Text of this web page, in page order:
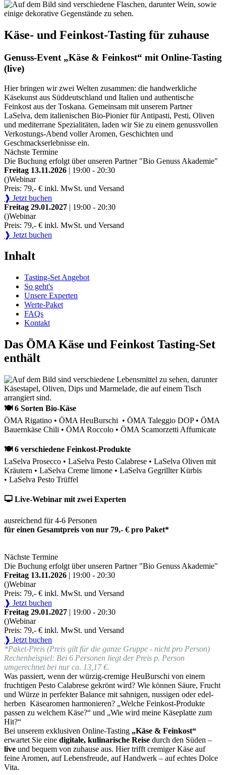
Käse- und Feinkost-Tasting für zuhause
Genuss-Event „Käse & Feinkost“ mit Online-Tasting
(live)
Hier bringen wir zwei Welten zusammen: die handwerkliche
Käsekunst aus Süddeutschland und Italien und authentische
Feinkost aus der Toskana. Gemeinsam mit unserem Partner
LaSelva, dem italienischen Bio-Pionier für Antipasti, Pesti, Oliven
und mediterrane Spezialitäten, laden wir Sie zu einem genussvollen
Verkostungs-Abend voller Aromen, Geschichten und
Geschmackserlebnisse ein.
Nächste Termine
Die Buchung erfolgt über unseren Partner "Bio Genuss Akademie"
Freitag 13.11.2026 | 19:00 - 20:30
()Webinar
Preis: 79,- € inkl. MwSt. und Versand
❱ Jetzt buchen
Freitag 29.01.2027 | 19:00 - 20:30
()Webinar
Preis: 79,- € inkl. MwSt. und Versand
❱ Jetzt buchen
Inhalt
Tasting-Set Angebot
So geht's
Unsere Experten
Werte-Paket
FAQs
Kontakt
Das ÖMA Käse und Feinkost Tasting-Set
enthält
🍽 6 Sorten Bio-Käse
ÖMA Rigatino • ÖMA HeuBurschi • ÖMA Taleggio DOP • ÖMA
Bauernkäse Chili • ÖMA Roccolo • ÖMA Scamorzetti Affumicate
🍽 6 verschiedene Feinkost-Produkte
LaSelva Prosecco • LaSelva Pesto Calabrese • LaSelva Oliven mit
Kräutern • LaSelva Creme limone • LaSelva Gegrillter Kürbis
• LaSelva Pesto Trüffel
🖵 Live-Webinar mit zwei Experten
ausreichend für 4-6 Personen
für einen Gesamtpreis von nur 79,- € pro Paket*
Nächste Termine
Die Buchung erfolgt über unseren Partner "Bio Genuss Akademie"
Freitag 13.11.2026 | 19:00 - 20:30
()Webinar
Preis: 79,- € inkl. MwSt. und Versand
❱ Jetzt buchen
Freitag 29.01.2027 | 19:00 - 20:30
()Webinar
Preis: 79,- € inkl. MwSt. und Versand
❱ Jetzt buchen
*Paket-Preis (Preis gilt für die ganze Gruppe - nicht pro Person)
Rechenbeispiel: Bei 6 Personen liegt der Preis p. Person
umgerechnet bei nur ca. 13,17 €.
Was passiert, wenn der würzig-cremige HeuBurschi von einem
fruchtigen Pesto Calabrese gekrönt wird? Wie können Säure, Frucht
und Würze in perfekter Balance mit sahnigen, nussigen oder edel-
herben Käsearomen harmonieren? „Welche Feinkost-Produkte
passen zu welchem Käse?“ und „Wie wird meine Käseplatte zum
Hit?“
Bei unserem exklusiven Online-Tasting „Käse & Feinkost“
erwartet Sie eine digitale, kulinarische Reise durch den Süden –
live und bequem von zuhause aus. Hier trifft cremiger Käse auf
feine Aromen, auf Lebensfreude, auf Handwerk – auf echtes Dolce
Vita.